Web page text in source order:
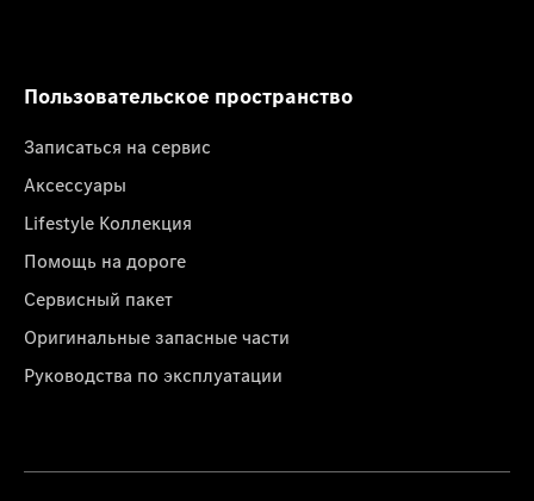
Пользовательское пространство
Записаться на сервис
Аксессуары
Lifestyle Коллекция
Помощь на дороге
Сервисный пакет
Оригинальные запасные части
Руководства по эксплуатации